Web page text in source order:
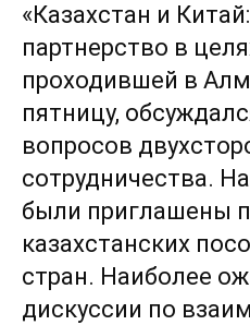
«Казахстан и
партнерство в
проходившей в
пятницу,
вопросов
сотрудничества.
были приглашены
казахстанских
стран. Наиболее
дискуссии по